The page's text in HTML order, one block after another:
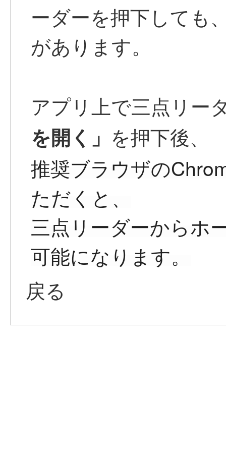
ーダーを押下しても
があります。
アプリ上で三点リー
を開く」 を押下後、
推奨ブラウザの
ただくと、
三点リーダーからホ
可能になります。
戻る